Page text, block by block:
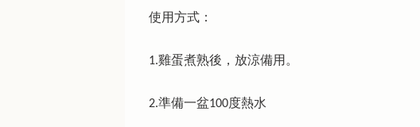
使用方式：
1.雞蛋煮熟後，放涼備用。
2.準備一盆100度熱水